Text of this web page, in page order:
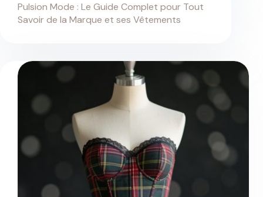
Pulsion Mode : Le Guide Complet pour Tout
Savoir de la Marque et ses Vêtements